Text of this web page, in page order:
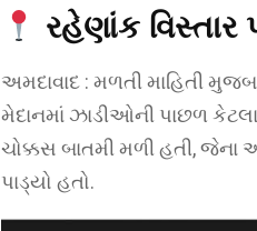
રહેણાંક
અમદાવાદ : મળતી માહિતી
મેદાનમાં ઝાડીઓની પાછળ
ચોક્કસ બાતમી મળી હતી, જેના
પાડ્યો હતો.